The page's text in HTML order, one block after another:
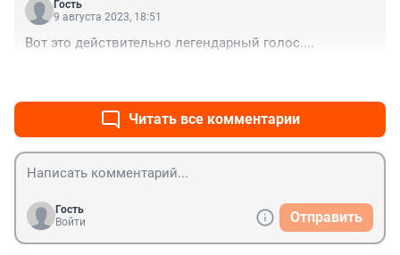
Гость
9 августа 2023, 18:51
Вот это действительно легендарный голос....
Читать все комментарии
Гость
Войти
Отправить